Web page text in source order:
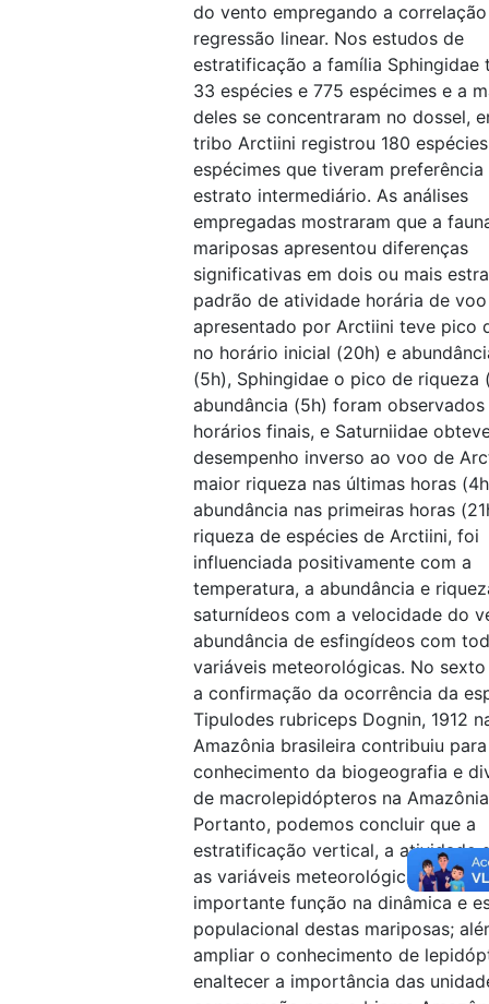
do vento empregando a
regressão linear. Nos estudos de
estratificação a família Sphingidae
33 espécies e 775 espécimes e a
deles se concentraram no dossel,
tribo Arctiini registrou 180 espécies
espécimes que tiveram preferência
estrato intermediário. As análises
empregadas mostraram que a
mariposas apresentou diferenças
significativas em dois ou mais
padrão de atividade horária de voo
apresentado por Arctiini teve pico
no horário inicial (20h) e
(5h), Sphingidae o pico de riqueza
abundância (5h) foram observados
horários finais, e Saturniidae
desempenho inverso ao voo de
maior riqueza nas últimas horas
abundância nas primeiras horas
riqueza de espécies de Arctiini, foi
influenciada positivamente com a
temperatura, a abundância e
saturnídeos com a velocidade do
abundância de esfingídeos com
variáveis meteorológicas. No
a confirmação da ocorrência da
Tipulodes rubriceps Dognin, 1912
Amazônia brasileira contribuiu
conhecimento da biogeografia e
de macrolepidópteros na
Portanto, podemos concluir que a
estratificação vertical, a atividade
as variáveis meteorológicas
importante função na dinâmica e
populacional destas mariposas;
ampliar o conhecimento de
enaltecer a importância das